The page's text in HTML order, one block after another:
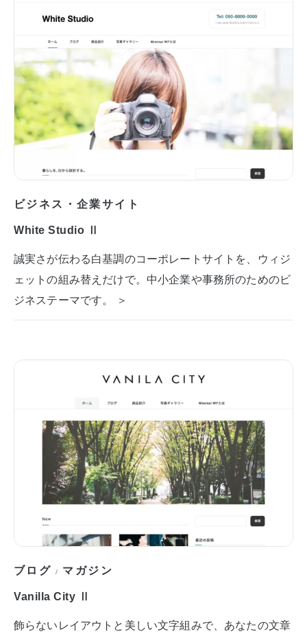
ビジネス・企業サイト
White Studio Ⅱ
誠実さが伝わる白基調のコーポレートサイトを、ウィジ
ェットの組み替えだけで。中小企業や事務所のためのビ
ジネステーマです。 ＞
ブログ / マガジン
Vanilla City Ⅱ
飾らないレイアウトと美しい文字組みで、あなたの文章